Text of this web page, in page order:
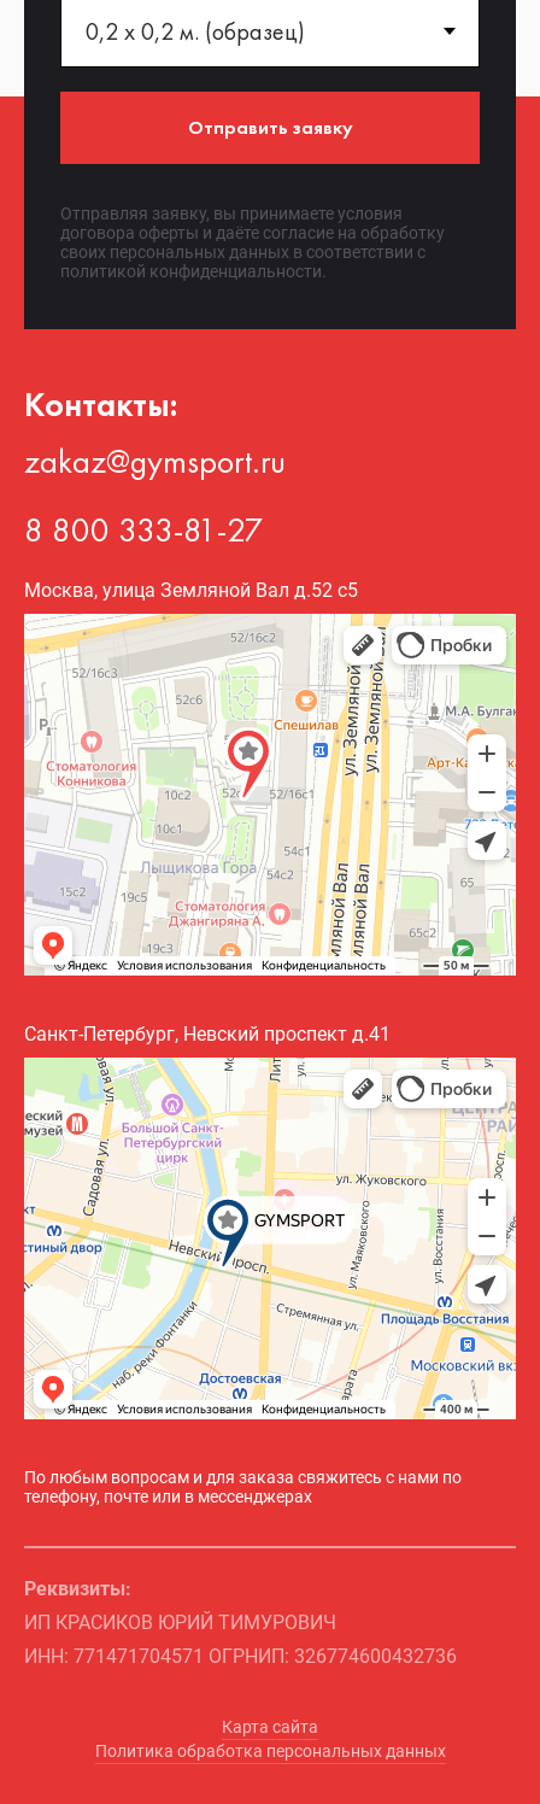
Отправить заявку
Отправляя заявку, вы принимаете условия
договора оферты и даёте согласие на обработку
своих персональных данных в соответствии с
политикой конфиденциальности.
Контакты:
zakaz@gymsport.ru
8 800 333-81-27
Москва, улица Земляной Вал д.52 с5
Санкт-Петербург, Невский проспект д.41
По любым вопросам и для заказа свяжитесь с нами по
телефону, почте или в мессенджерах
Реквизиты:
ИП КРАСИКОВ ЮРИЙ ТИМУРОВИЧ
ИНН: 771471704571 ОГРНИП: 326774600432736
Карта сайта
Политика обработка персональных данных